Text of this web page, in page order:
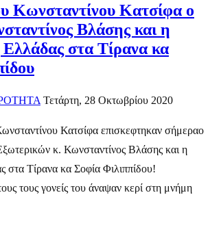
Κωνσταντίνου Κατσίφα ο
Βλάσης και η
στα Τίρανα κα
Τετάρτη, 28 Οκτωβρίου 2020
Κατσίφα επισκεφτηκαν σήμεραο
κ. Κωνσταντίνος Βλάσης και η
στα Τίρανα κα Σοφία Φιλιππίδου!
τους γονείς του άναψαν κερί στη μνήμη